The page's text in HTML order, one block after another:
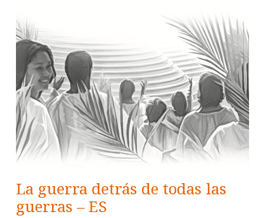
La guerra detrás de todas las
guerras – ES